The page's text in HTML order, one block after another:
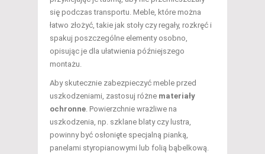
się podczas transportu. Meble, które można
łatwo złożyć, takie jak stoły czy regały, rozkręć i
spakuj poszczególne elementy osobno,
opisując je dla ułatwienia późniejszego
montażu.
Aby skutecznie zabezpieczyć meble przed
uszkodzeniami, zastosuj różne materiały
ochronne. Powierzchnie wrażliwe na
uszkodzenia, np. szklane blaty czy lustra,
powinny być osłonięte specjalną pianką,
panelami styropianowymi lub folią bąbelkową.